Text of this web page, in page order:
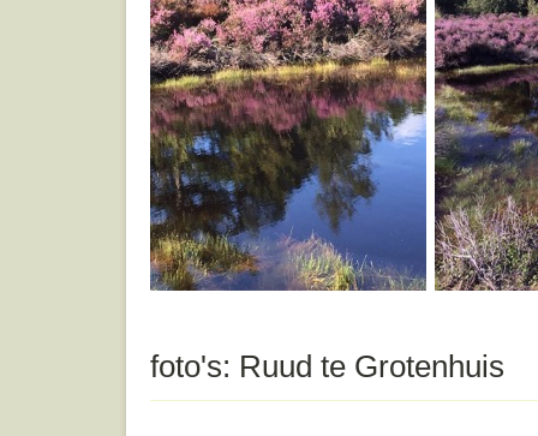
foto's: Ruud te Grotenhuis